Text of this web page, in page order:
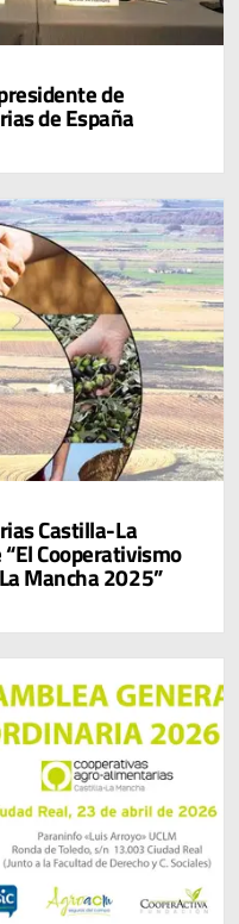
de
de España
Castilla-La
Cooperativismo
Mancha 2025”